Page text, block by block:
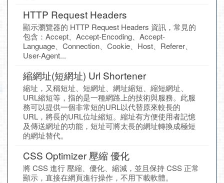
HTTP Request Headers
顯示瀏覽器的 HTTP Request Headers 資訊，常見的
包含：Accept、Accept-Encoding、Accept-
Language、Connection、Cookie、Host、Referer、
User-Agent...
縮網址(短網址) Url Shortener
縮址，又稱短址、短網址、網址縮短、縮短網址、
URL縮短等，指的是一種網路上的技術與服務。此服
務可以提供一個非常短的URL以代替原來較長的
URL，將長的URL位址縮短。縮址有方便使用者記憶
及傳送網址的功能，短址可將太長的網址轉換成極短
的網址替代。
CSS Optimizer 壓縮 優化
將 CSS 進行 壓縮、優化、縮減，並且保持 CSS 正常
顯示，直接在網頁進行操作，不用下載軟體。